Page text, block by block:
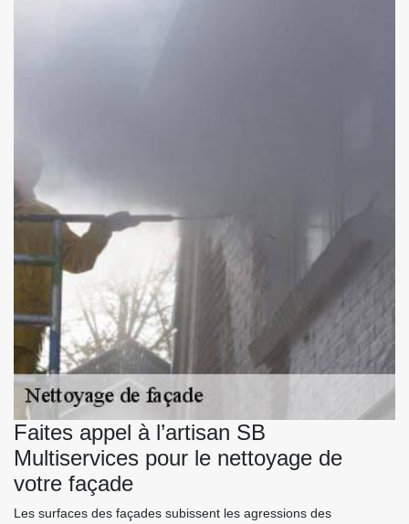
Faites appel à l’artisan SB
Multiservices pour le nettoyage de
votre façade
Les surfaces des façades subissent les agressions des